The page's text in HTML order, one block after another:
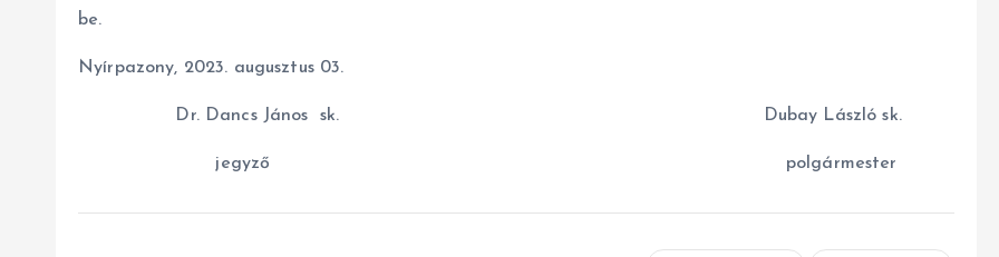
be.
Nyírpazony, 2023. augusztus 03.
Dr. Dancs János sk. Dubay László sk.
jegyző polgármester